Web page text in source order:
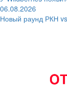
06.08.2026
Новый раунд РКН